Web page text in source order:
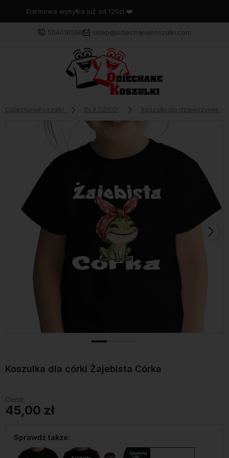
Wysyłka w 48 godzin
504016596 sklep@odjechanekoszulki.com
OdjechaneKoszulki DLA DZIECI Koszulki dla dziewczynek
Koszulka dla córki Żajebista Córka
Cena:
45,00 zł
Sprawdź także: